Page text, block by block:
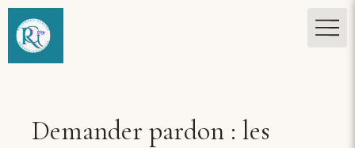
Demander pardon : les